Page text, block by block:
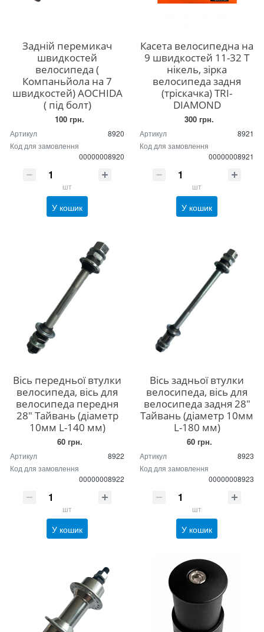
Задній перемикач
швидкостей
велосипеда (
Компаньйола на 7
швидкостей) AOCHIDA
( під болт)
100 грн.
Артикул
8920
Код для замовлення
00000008920
шт
У кошик
Касета велосипедна на
9 швидкостей 11-32 Т
нікель, зірка
велосипеда задня
(тріскачка) TRI-
DIAMOND
300 грн.
Артикул
8921
Код для замовлення
00000008921
шт
У кошик
Вісь передньої втулки
велосипеда, вісь для
велосипеда передня
28" Тайвань (діаметр
10мм L-140 мм)
60 грн.
Артикул
8922
Код для замовлення
00000008922
шт
У кошик
Вісь задньої втулки
велосипеда, вісь для
велосипеда задня 28"
Тайвань (діаметр 10мм
L-180 мм)
60 грн.
Артикул
8923
Код для замовлення
00000008923
шт
У кошик